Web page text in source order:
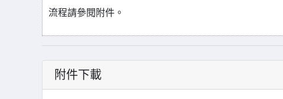
流程請參閱附件。
附件下載